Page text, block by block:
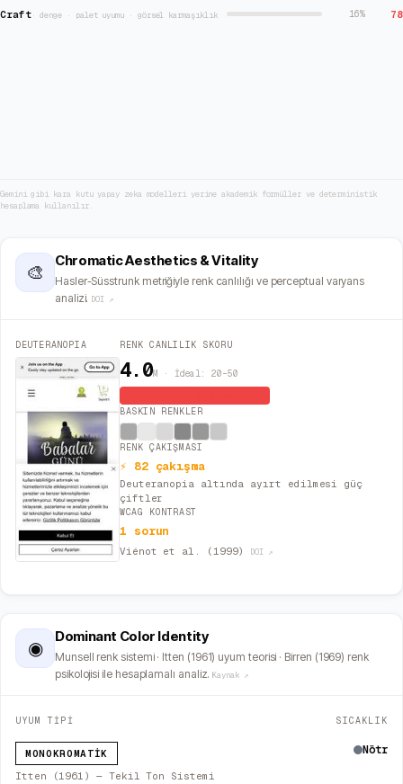
Craft·denge · palet uyumu · görsel karmaşıklık 16% 78
Gemini gibi kara kutu yapay zeka modelleri yerine akademik formüller ve deterministik
hesaplama kullanılır.
🎨
Chromatic Aesthetics & Vitality
Hasler-Süsstrunk metriğiyle renk canlılığı ve perceptual varyans
analizi. DOI ↗
DEUTERANOPIA RENK CANLILIK SKORU
4.0M · İdeal: 20–50
BASKIN RENKLER
RENK ÇAKIŞMASI
⚡ 82 çakışma
Deuteranopia altında ayırt edilmesi güç
çiftler
WCAG KONTRAST
1 sorun
Viénot et al. (1999) DOI ↗
◉
Dominant Color Identity
Munsell renk sistemi · Itten (1961) uyum teorisi · Birren (1969) renk
psikolojisi ile hesaplamalı analiz. Kaynak ↗
UYUM TİPİ
MONOKROMATIK
Itten (1961) — Tekil Ton Sistemi
SICAKLIK
Nötr